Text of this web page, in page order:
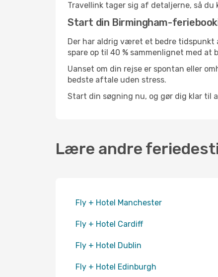
Travellink tager sig af detaljerne, så
Start din Birmingham-
Der har aldrig været et bedre tidspunkt
spare op til 40 % sammenlignet med at
Uanset om din rejse er spontan eller
bedste aftale uden stress.
Start din søgning nu, og gør dig klar til
Lære andre
Fly + Hotel Manchester
Fly + Hotel Cardiff
Fly + Hotel Dublin
Fly + Hotel Edinburgh